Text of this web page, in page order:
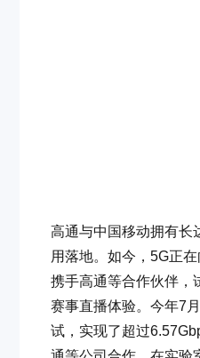
高通与中国移动拥有长
用落地。如今，5G正
携手高通等合作伙伴，
赛事直播体验。今年7
试，实现了超过